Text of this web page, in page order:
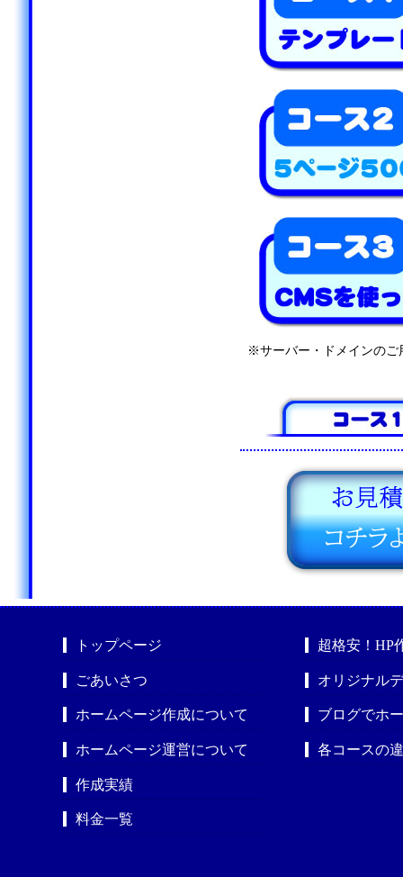
※サーバー・ドメインのご
トップページ
ごあいさつ
ホームページ作成について
ホームページ運営について
作成実績
料金一覧
超格安！HP
オリジナル
ブログでホ
各コースの